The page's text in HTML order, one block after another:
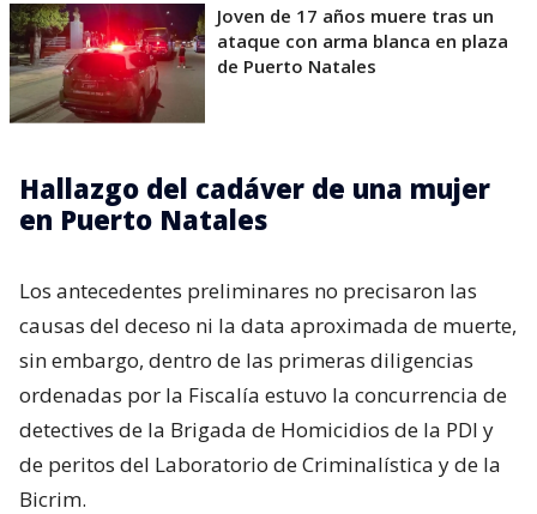
Joven de 17 años muere tras un
ataque con arma blanca en plaza
de Puerto Natales
Hallazgo del cadáver de una mujer
en Puerto Natales
Los antecedentes preliminares no precisaron las
causas del deceso ni la data aproximada de muerte,
sin embargo, dentro de las primeras diligencias
ordenadas por la Fiscalía estuvo la concurrencia de
detectives de la Brigada de Homicidios de la PDI y
de peritos del Laboratorio de Criminalística y de la
Bicrim.